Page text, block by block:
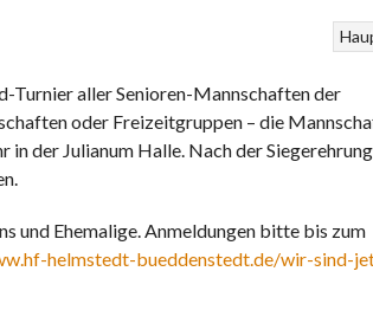
Turnier aller Senioren-Mannschaften der
oder Freizeitgruppen – die
der Julianum Halle. Nach der
und Ehemalige. Anmeldungen bitte bis zum
helmstedt-bueddenstedt.de/wir-sind-